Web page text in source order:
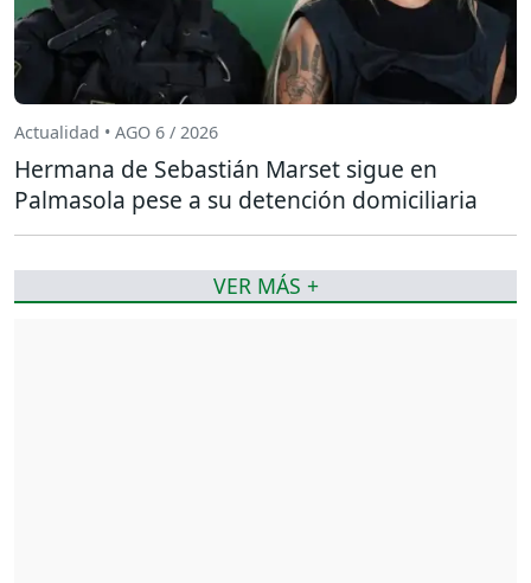
Actualidad • AGO 6 / 2026
Hermana de Sebastián Marset sigue en
Palmasola pese a su detención domiciliaria
VER MÁS +